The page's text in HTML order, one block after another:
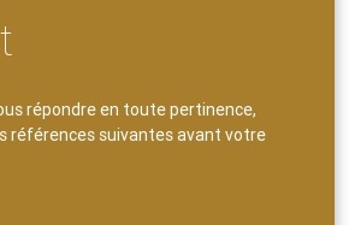
répondre en toute pertinence,
références suivantes avant votre